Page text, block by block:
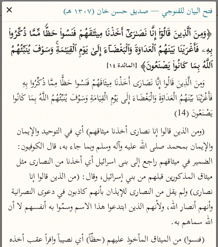
ساهم معنا في نشر القرآن والعلم الشرعي
الباحث القرآني
بحث تفسير علوم مصاحف معاجم
Type 2 or more characters for results.
Type 1 or more
characters for results.
أمّهات
تفسير الطبري
تفسير ابن كثير
تفسير القرطبي
تفسير البغوي
جمع الأقوال
تفسير ابن الجوزي
عامّة
فتح البيان للقنوجي
فتح القدير للشوكاني
تفسير ابن جزي
موسوعات
تفسير الرازي
معاصرة
الميسر
المختصر في
التفسير
تفسير السعدي
أيسر التفاسير
القرآن – تدبر وعمل
تفسير ابن عثيمين
فتح البيان للقنوجي — صديق حسن خان (١٣٠٧ هـ)
✕
ٱللَّهُ بِمَا كَانُوا۟ یَصۡنَعُونَ﴾ [المائدة ١٤]
يَصْنَعُونَ (14)
الله سماهم به.